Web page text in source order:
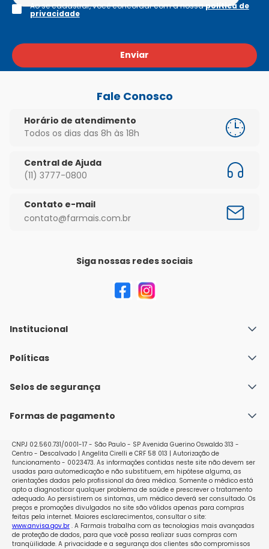
Enviar
Ao se cadastrar, você concordar com a nossapolítica de
privacidade
Fale Conosco
Horário de atendimento
Todos os dias das 8h às 18h
Central de Ajuda
(11) 3777-0800
Contato e-mail
contato@farmais.com.br
Siga nossas redes sociais
Institucional
Quem Somos
Nossas lojas
Políticas
Política de Envio
Políticas de Trocas e Devoluções
Selos de segurança
Formas de pagamento
CNPJ 02.560.731/0001-17 - São Paulo - SP Avenida Guerino Oswaldo 313 -
Centro - Descalvado | Angelita Cirelli e CRF 58 013 | Autorização de
funcionamento - 0023473. As informações contidas neste site não devem ser
usadas para automedicação e não substituem, em hipótese alguma, as
orientações dadas pelo profissional da área médica. Somente o médico está
apto a diagnosticar qualquer problema de saúde e prescrever o tratamento
adequado. Ao persistirem os sintomas, um médico deverá ser consultado. Os
preços e promoções divulgados no site são válidos apenas para compras
feitas pela internet. Maiores esclarecimentos, consultar o site:
www.anvisa.gov.br. A Farmais trabalha com as tecnologias mais avançadas
de proteção de dados, para que você possa realizar suas compras com
tranqüilidade. A privacidade e a segurança dos clientes são compromissos